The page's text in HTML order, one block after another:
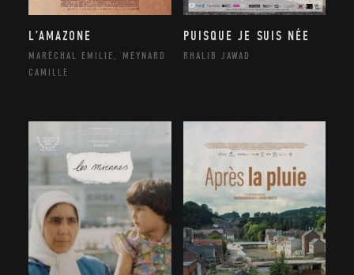
L’AMAZONE
MARÉCHAL EMILIE, MEYNARD
CAMILLE
PUISQUE JE SUIS NÉE
RHALIB JAWAD